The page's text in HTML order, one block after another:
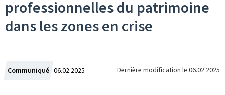
professionnelles du patrimoine
dans les zones en crise
Communiqué Crée
le
06.02.2025 Dernière modification le 06.02.2025